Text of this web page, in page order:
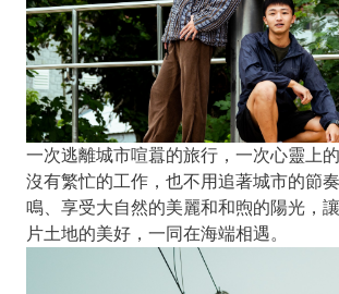
一次逃離城市喧囂的旅行，一次心靈上
沒有繁忙的工作，也不用追著城市的節
鳴、享受大自然的美麗和和煦的陽光，
片土地的美好，一同在海端相遇。